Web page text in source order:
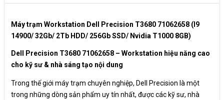
Wi-Fi 6E (WiFi 802.11ax)
Hệ điều
hành
None Operating System
Height 372.90 mm (14.68 in.)
Depth 420.20 mm (16.54 in.)
Cân nặng
Minimum - 8.44 kg (18.60 lb)
Maximum - 16.36 kg (36.06 lb)
Máy trạm Workstation Dell Precision T3680 71062658 (I9
14900/ 32Gb/ 2Tb HDD/ 256Gb SSD/ Nvidia T1000 8GB)
Dell Precision T3680 71062658 – Workstation hiệu năng cao
cho kỹ sư & nhà sáng tạo nội dung
Trong thế giới máy trạm chuyên nghiệp, Dell Precision là một
trong những dòng sản phẩm uy tín nhất, được các kỹ sư, nhà